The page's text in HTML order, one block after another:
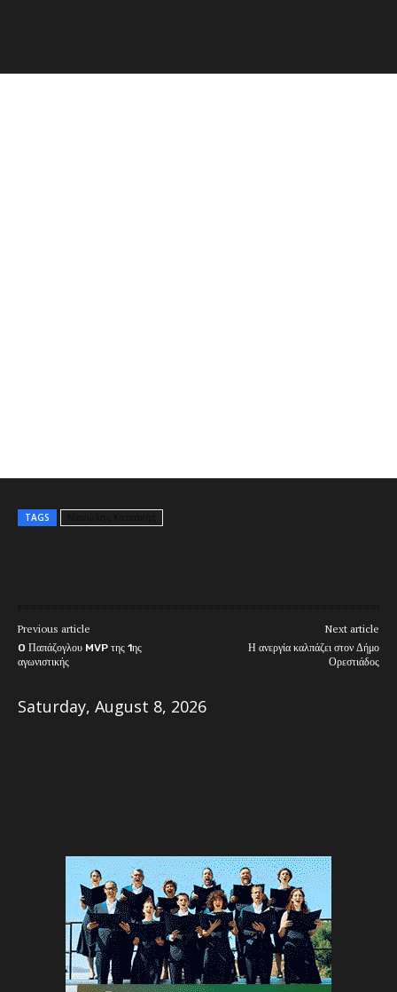
TAGS
Previous article
O Παπάζογλου MVP της 1ης
αγωνιστικής
Next article
Η ανεργία καλπάζει στον Δήμο
Ορεστιάδος
Saturday, August 8, 2026